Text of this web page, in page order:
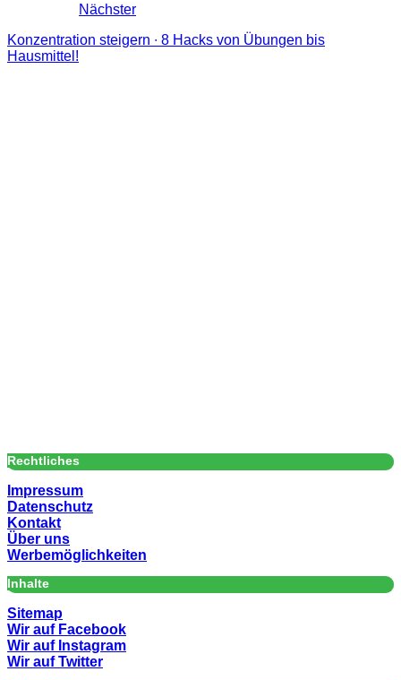
Nächster
Konzentration steigern ∙ 8 Hacks von Übungen bis
Hausmittel!
Rechtliches
Impressum
Datenschutz
Kontakt
Über uns
Werbemöglichkeiten
Inhalte
Sitemap
Wir auf Facebook
Wir auf Instagram
Wir auf Twitter